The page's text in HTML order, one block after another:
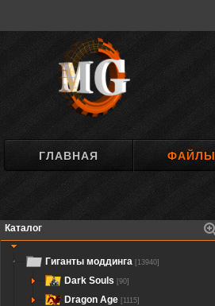
ГЛАВНАЯ ФАЙЛЫ
Каталог
Гиганты моддинга [13940]
Dark Souls [90]
Dragon Age [1115]